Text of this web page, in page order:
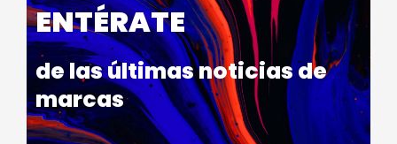
ENTÉRATE
de las últimas noticias de
marcas